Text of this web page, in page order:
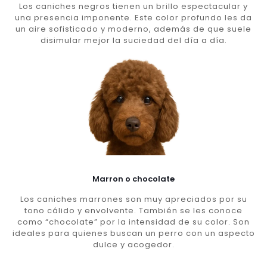
Los caniches negros tienen un brillo espectacular y
una presencia imponente. Este color profundo les da
un aire sofisticado y moderno, además de que suele
disimular mejor la suciedad del día a día.
Marron o chocolate
Los caniches marrones son muy apreciados por su
tono cálido y envolvente. También se les conoce
como “chocolate” por la intensidad de su color. Son
ideales para quienes buscan un perro con un aspecto
dulce y acogedor.